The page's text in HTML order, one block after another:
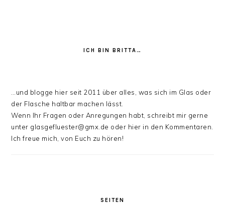
ICH BIN BRITTA…
…und blogge hier seit 2011 über alles, was sich im Glas oder
der Flasche haltbar machen lässt.
Wenn Ihr Fragen oder Anregungen habt, schreibt mir gerne
unter glasgefluester@gmx.de oder hier in den Kommentaren.
Ich freue mich, von Euch zu hören!
SEITEN